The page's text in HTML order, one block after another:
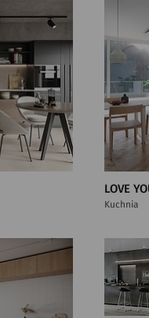
LOVE
Kuchnia